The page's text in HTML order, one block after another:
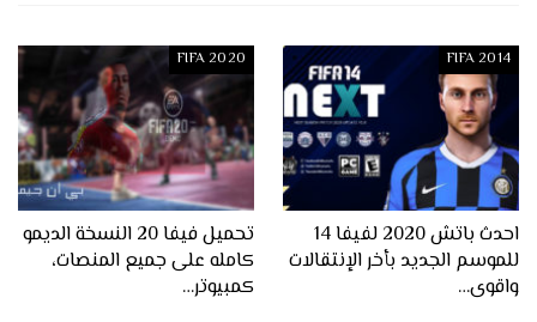
FIFA 2014
احدث باتش 2020 لفيفا 14
للموسم الجديد بأخر الإنتقالات
واقوى…
FIFA 2020
تحميل فيفا 20 النسخة الديمو
كامله على جميع المنصات،
كمبيوتر…